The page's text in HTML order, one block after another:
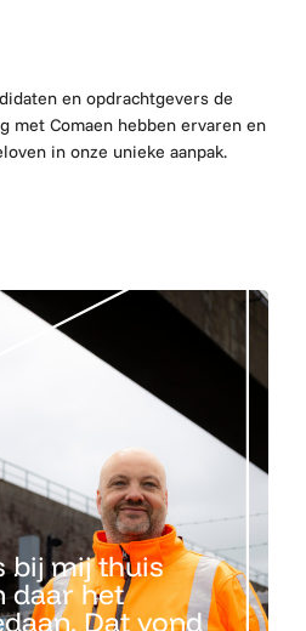
en opdrachtgevers de
met Comaen hebben ervaren en
in onze unieke aanpak.
bij mij thuis
daar het
Dat vond